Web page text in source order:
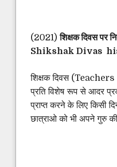
(2021)शिक्षक दिवस पर
Shikshak Divas
शिक्षक दिवस (Teachers
प्रति विशेष रूप से आदर
प्राप्त करने के लिए किसी
छात्राओ को भी अपने गुरु की